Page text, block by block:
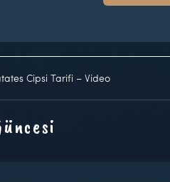
Cipsi Tarifi – Video